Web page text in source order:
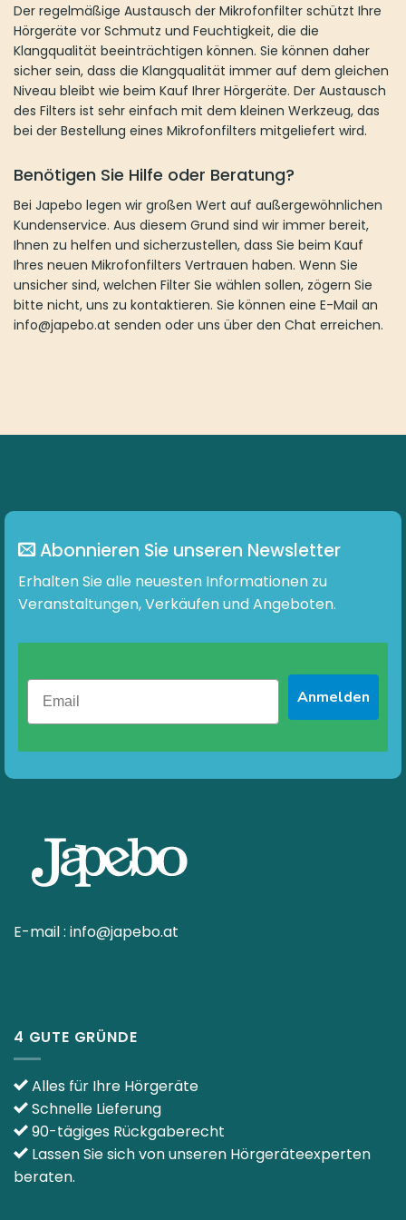
Der regelmäßige Austausch der Mikrofonfilter schützt Ihre
Hörgeräte vor Schmutz und Feuchtigkeit, die die
Klangqualität beeinträchtigen können. Sie können daher
sicher sein, dass die Klangqualität immer auf dem gleichen
Niveau bleibt wie beim Kauf Ihrer Hörgeräte. Der Austausch
des Filters ist sehr einfach mit dem kleinen Werkzeug, das
bei der Bestellung eines Mikrofonfilters mitgeliefert wird.
Benötigen Sie Hilfe oder Beratung?
Bei Japebo legen wir großen Wert auf außergewöhnlichen
Kundenservice. Aus diesem Grund sind wir immer bereit,
Ihnen zu helfen und sicherzustellen, dass Sie beim Kauf
Ihres neuen Mikrofonfilters Vertrauen haben. Wenn Sie
unsicher sind, welchen Filter Sie wählen sollen, zögern Sie
bitte nicht, uns zu kontaktieren. Sie können eine E-Mail an
info@japebo.at senden oder uns über den Chat erreichen.
Abonnieren Sie unseren Newsletter
Erhalten Sie alle neuesten Informationen zu
Veranstaltungen, Verkäufen und Angeboten.
Anmelden
E-mail : info@japebo.at
4 GUTE GRÜNDE
Alles für Ihre Hörgeräte
Schnelle Lieferung
90-tägiges Rückgaberecht
Lassen Sie sich von unseren Hörgeräteexperten
beraten.